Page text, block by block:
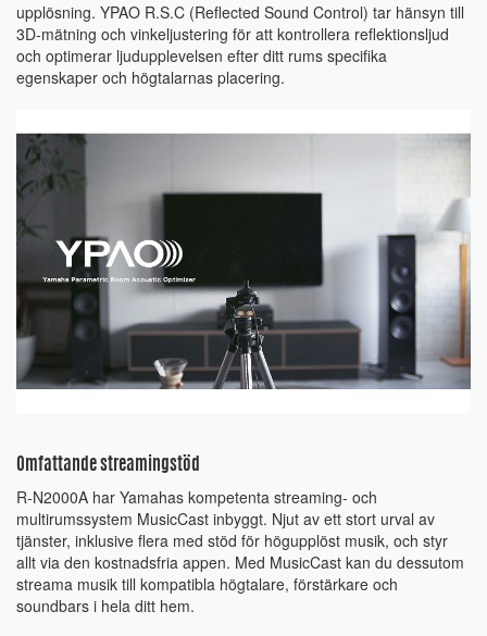
upplösning. YPAO R.S.C (Reflected Sound Control) tar hänsyn till
3D-mätning och vinkeljustering för att kontrollera reflektionsljud
och optimerar ljudupplevelsen efter ditt rums specifika
egenskaper och högtalarnas placering.
Omfattande streamingstöd
R-N2000A har Yamahas kompetenta streaming- och
multirumssystem MusicCast inbyggt. Njut av ett stort urval av
tjänster, inklusive flera med stöd för högupplöst musik, och styr
allt via den kostnadsfria appen. Med MusicCast kan du dessutom
streama musik till kompatibla högtalare, förstärkare och
soundbars i hela ditt hem.